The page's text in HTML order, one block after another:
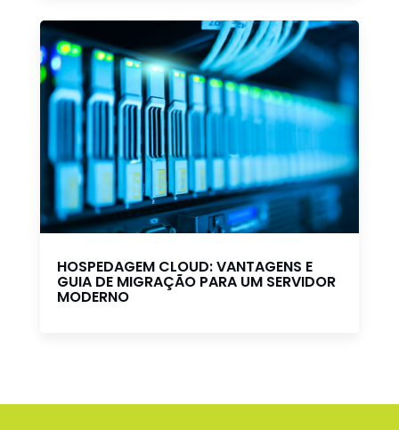
HOSPEDAGEM CLOUD: VANTAGENS E
GUIA DE MIGRAÇÃO PARA UM SERVIDOR
MODERNO